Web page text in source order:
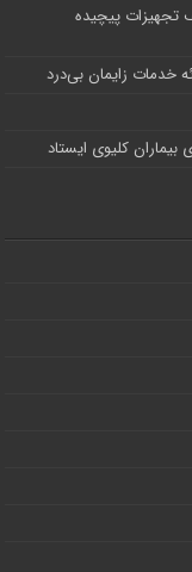
تجهیزات پیچیده
کلیوی ایستاد